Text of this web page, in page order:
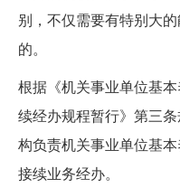
别，不仅需要有特别大
的。
根据《机关事业单位基
续经办规程暂行》第三
构负责机关事业单位基
接续业务经办。